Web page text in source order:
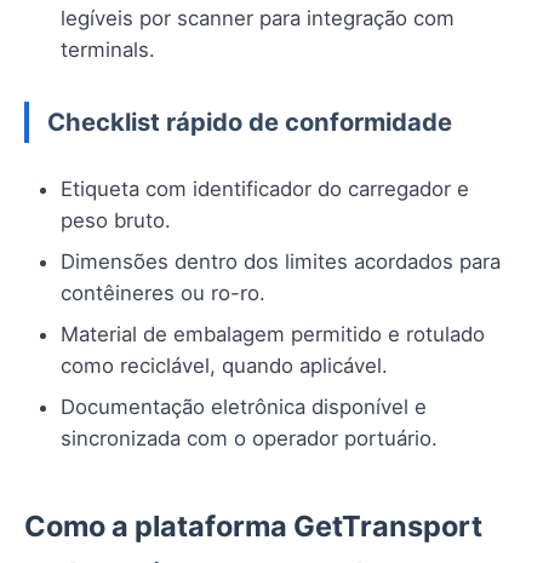
legíveis por scanner para integração com
terminals.
Checklist rápido de conformidade
Etiqueta com identificador do carregador e
peso bruto.
Dimensões dentro dos limites acordados para
contêineres ou ro-ro.
Material de embalagem permitido e rotulado
como reciclável, quando aplicável.
Documentação eletrônica disponível e
sincronizada com o operador portuário.
Como a plataforma GetTransport